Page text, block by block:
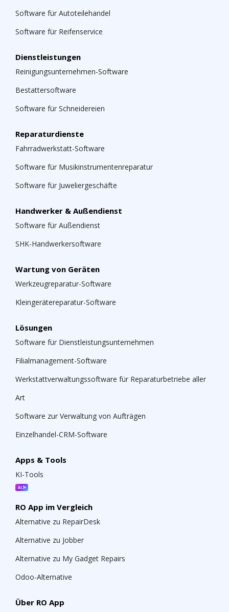
Software für Autoteilehandel
Software für Reifenservice
Dienstleistungen
Reinigungsunternehmen-Software
Bestattersoftware
Software für Schneidereien
Reparaturdienste
Fahrradwerkstatt-Software
Software für Musikinstrumentenreparatur
Software für Juweliergeschäfte
Handwerker & Außendienst
Software für Außendienst
SHK-Handwerkersoftware
Wartung von Geräten
Werkzeugreparatur-Software
Kleingerätereparatur-Software
Lösungen
Software für Dienstleistungsunternehmen
Filialmanagement-Software
Werkstattverwaltungssoftware für Reparaturbetriebe aller
Art
Software zur Verwaltung von Aufträgen
Einzelhandel-CRM-Software
Apps & Tools
KI-Tools
RO App im Vergleich
Alternative zu RepairDesk
Alternative zu Jobber
Alternative zu My Gadget Repairs
Odoo-Alternative
Über RO App